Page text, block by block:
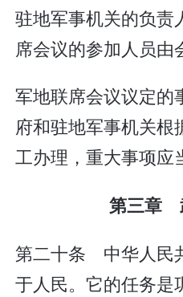
驻地军事机关的负责
席会议的参加人员由
军地联席会议议定的
府和驻地军事机关根
工办理，重大事项应
第三章
第二十条 中华人民
于人民。它的任务是